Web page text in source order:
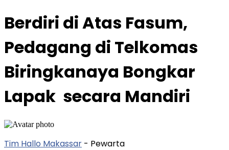
Berdiri di Atas Fasum,
Pedagang di Telkomas
Biringkanaya Bongkar
Lapak secara Mandiri
Tim Hallo Makassar - Pewarta